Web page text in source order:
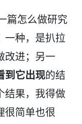
篇怎么做研究
一种，是扒拉
改进；另一
到它出现的结
果，我得做
很简单也很